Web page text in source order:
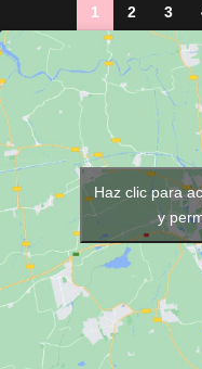
1 2 3
Haz clic para
y